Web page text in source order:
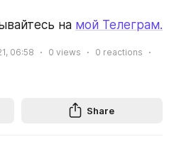
на мой Телеграм.
06:58 0 views 0 reactions
Share